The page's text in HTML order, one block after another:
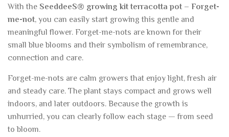
With the SeeddeeS® growing kit terracotta pot – Forget-
me-not, you can easily start growing this gentle and
meaningful flower. Forget-me-nots are known for their
small blue blooms and their symbolism of remembrance,
connection and care.
Forget-me-nots are calm growers that enjoy light, fresh air
and steady care. The plant stays compact and grows well
indoors, and later outdoors. Because the growth is
unhurried, you can clearly follow each stage — from seed
to bloom.